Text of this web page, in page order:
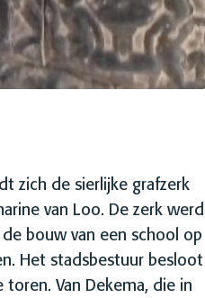
zich de sierlijke grafzerk
van Loo. De zerk werd
bouw van een school op
Het stadsbestuur besloot
Van Dekema, die in